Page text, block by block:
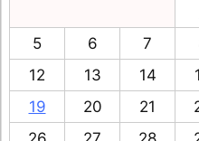
5
6 7
12
13 14
19
20 21